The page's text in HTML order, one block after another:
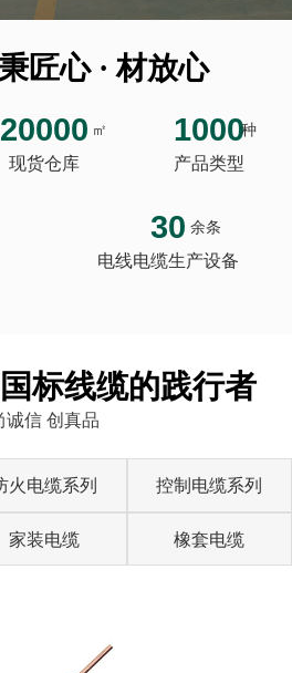
匠心 · 材放心
20000 ㎡
现货仓库
1000种
产品类型
30 余条
电线电缆生产设备
标线缆的践行者
诚信 创真品
火电缆系列 控制电缆系列
家装电缆 橡套电缆